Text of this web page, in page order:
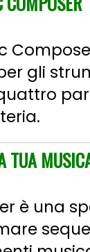
gli
TUA
è una